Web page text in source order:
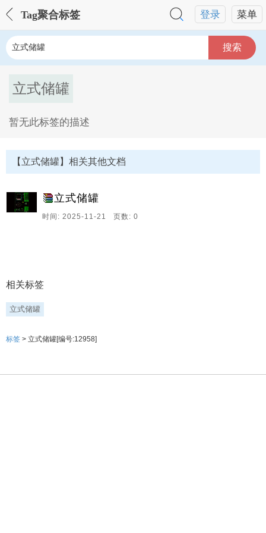
菜单
登录
Tag聚合标签
搜索
立式储罐
暂无此标签的描述
【立式储罐】相关其他文档
立式储罐
时间: 2025-11-21 页数: 0
相关标签
立式储罐
标签 > 立式储罐[编号:12958]